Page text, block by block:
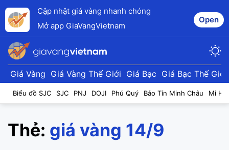
Cập nhật giá vàng nhanh chóng
Mở app GiaVangVietnam
Open
Giá Vàng Giá Vàng Thế Giới Giá Bạc Giá Bạc Thế Giới
Biểu đồ SJC SJC PNJ DOJI Phú Quý Bảo Tín Minh Châu Mi
Thẻ: giá vàng 14/9